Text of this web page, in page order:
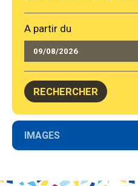
A partir du
Navigation
IMAGES